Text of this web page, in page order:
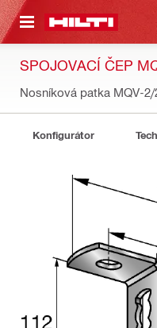
HLAVNÍ OBSAH
SPOJOVACÍ ČEP
Nosníková patka MQV-
Konfigurátor